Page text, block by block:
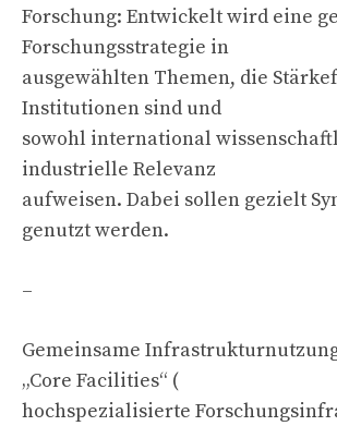
Forschung: Entwickelt wird eine
Forschungsstrategie in
ausgewählten Themen, die
Institutionen sind und
sowohl international
industrielle Relevanz
aufweisen. Dabei sollen gezielt
genutzt werden.
–
Gemeinsame
„Core Facilities“ (
hochspezialisierte